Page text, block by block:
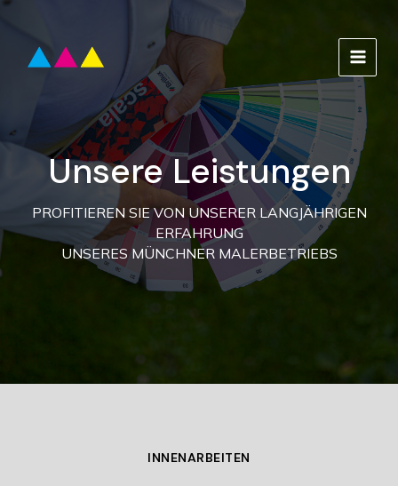
Zum
springen
MAIN
Unsere Leistungen
PROFITIEREN SIE VON UNSERER LANGJÄHRIGEN
ERFAHRUNG
UNSERES MÜNCHNER MALERBETRIEBS
INNENARBEITEN